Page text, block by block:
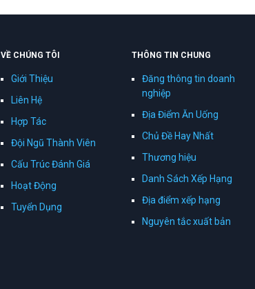
VỀ CHÚNG TÔI
Giới Thiệu
Liên Hệ
Hợp Tác
Đội Ngũ Thành Viên
Cấu Trúc Đánh Giá
Hoạt Động
Tuyển Dụng
THÔNG TIN CHUNG
Đăng thông tin doanh
nghiệp
Địa Điểm Ăn Uống
Chủ Đề Hay Nhất
Thương hiệu
Danh Sách Xếp Hạng
Địa điểm xếp hạng
Nguyên tắc xuất bản